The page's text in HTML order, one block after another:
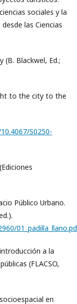
sociales y la
las Ciencias
(B. Blackwel, Ed.;
to the city to the
S0250-
Público Urbano.
a la
(FLACSO,
en